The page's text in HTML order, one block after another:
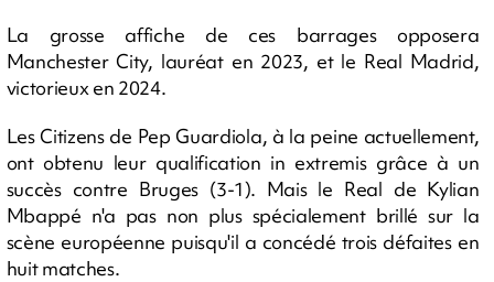
La grosse affiche de ces barrages opposera
Manchester City, lauréat en 2023, et le Real Madrid,
victorieux en 2024.
Les Citizens de Pep Guardiola, à la peine actuellement,
ont obtenu leur qualification in extremis grâce à un
succès contre Bruges (3-1). Mais le Real de Kylian
Mbappé n'a pas non plus spécialement brillé sur la
scène européenne puisqu'il a concédé trois défaites en
huit matches.